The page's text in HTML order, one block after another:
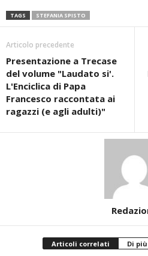
TAGS STEFANIA SPISTO
Articolo precedente
Presentazione a Trecase
del volume "Laudato si'.
L'Enciclica di Papa
Francesco raccontata ai
ragazzi (e agli adulti)"
Articoli correlati Di